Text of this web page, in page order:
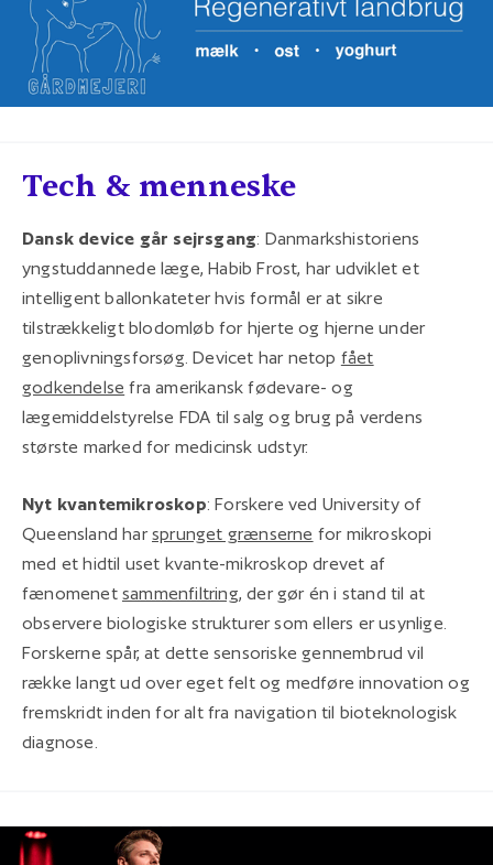
Tech & menneske
Dansk device går sejrsgang: Danmarkshistoriens
yngstuddannede læge, Habib Frost, har udviklet et
intelligent ballonkateter hvis formål er at sikre
tilstrækkeligt blodomløb for hjerte og hjerne under
genoplivningsforsøg. Devicet har netop fået
godkendelse fra amerikansk fødevare- og
lægemiddelstyrelse FDA til salg og brug på verdens
største marked for medicinsk udstyr.
Nyt kvantemikroskop: Forskere ved University of
Queensland harsprunget grænserne for mikroskopi
med et hidtil uset kvante-mikroskop drevet af
fænomenet sammenfiltring, der gør én i stand til at
observere biologiske strukturer som ellers er usynlige.
Forskerne spår, at dette sensoriske gennembrud vil
række langt ud over eget felt og medføre innovation og
fremskridt inden for alt fra navigation til bioteknologisk
diagnose.